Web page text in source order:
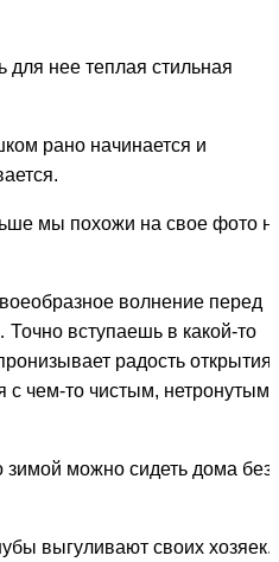
для нее теплая стильная
рано начинается и
мы похожи на свое фото
волнение перед
вступаешь в какой-то
радость открытия,
с чем-то чистым, нетронутым,
можно сидеть дома без
выгуливают своих хозяек.